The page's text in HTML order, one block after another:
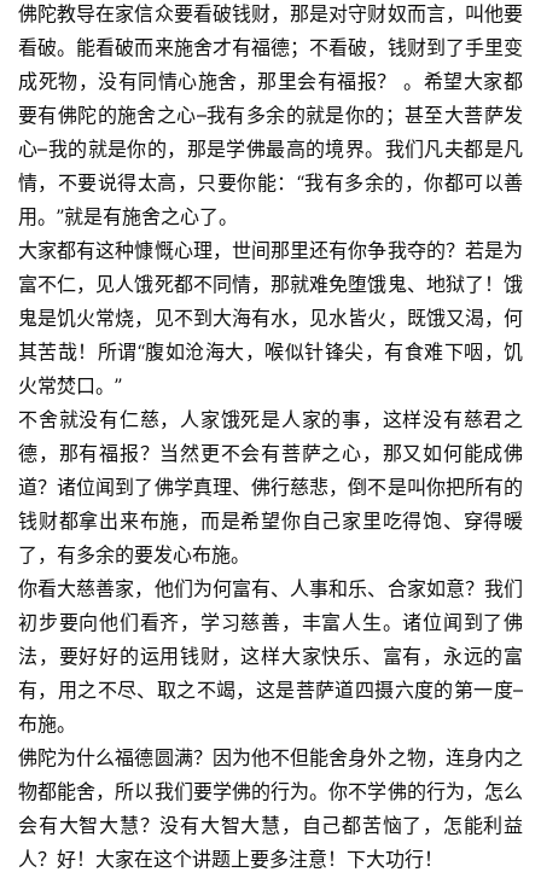
资
八
点
僧
音
高
僧
访
谈
佛陀教导在家信众要看破钱财，那是对守财奴而言，叫他要
看破。能看破而来施舍才有福德；不看破，钱财到了手里变
成死物，没有同情心施舍，那里会有福报？ 。希望大家都
要有佛陀的施舍之心–我有多余的就是你的；甚至大菩萨发
心–我的就是你的，那是学佛最高的境界。我们凡夫都是凡
情，不要说得太高，只要你能：“我有多余的，你都可以善
用。”就是有施舍之心了。
大家都有这种慷慨心理，世间那里还有你争我夺的？若是为
富不仁，见人饿死都不同情，那就难免堕饿鬼、地狱了！饿
鬼是饥火常烧，见不到大海有水，见水皆火，既饿又渴，何
其苦哉！所谓“腹如沧海大，喉似针锋尖，有食难下咽，饥
火常焚口。”
不舍就没有仁慈，人家饿死是人家的事，这样没有慈君之
德，那有福报？当然更不会有菩萨之心，那又如何能成佛
道？诸位闻到了佛学真理、佛行慈悲，倒不是叫你把所有的
钱财都拿出来布施，而是希望你自己家里吃得饱、穿得暖
了，有多余的要发心布施。
你看大慈善家，他们为何富有、人事和乐、合家如意？我们
初步要向他们看齐，学习慈善，丰富人生。诸位闻到了佛
法，要好好的运用钱财，这样大家快乐、富有，永远的富
有，用之不尽、取之不竭，这是菩萨道四摄六度的第一度–
布施。
佛陀为什么福德圆满？因为他不但能舍身外之物，连身内之
物都能舍，所以我们要学佛的行为。你不学佛的行为，怎么
会有大智大慧？没有大智大慧，自己都苦恼了，怎能利益
人？好！大家在这个讲题上要多注意！下大功行！